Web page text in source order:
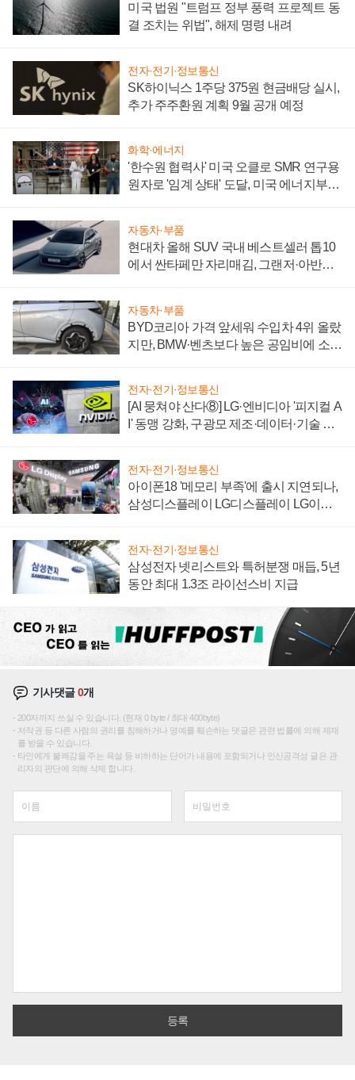
미국 법원 "트럼프 정부 풍력 프로젝트 동
결 조치는 위법", 해제 명령 내려
전자·전기·정보통신
SK하이닉스 1주당 375원 현금배당 실시,
추가 주주환원 계획 9월 공개 예정
화학·에너지
'한수원 협력사' 미국 오클로 SMR 연구용
원자로 '임계 상태' 도달, 미국 에너지부
자동차·부품
현대차 올해 SUV 국내 베스트셀러 톱10
에서 싼타페만 자리매김, 그랜저·아반떼
자동차·부품
BYD코리아 가격 앞세워 수입차 4위 올랐
지만, BMW·벤츠보다 높은 공임비에 소비
전자·전기·정보통신
[AI 뭉쳐야 산다⑧] LG·엔비디아 '피지컬 A
I' 동맹 강화, 구광모 제조·데이터·기술 결
전자·전기·정보통신
아이폰18 '메모리 부족'에 출시 지연되나,
삼성디스플레이 LG디스플레이 LG이노
전자·전기·정보통신
삼성전자 넷리스트와 특허분쟁 매듭, 5년
동안 최대 1.3조 라이선스비 지급
기사댓글0개
200자까지 쓰실 수 있습니다. (현재 0 byte / 최대 400byte)
저작권 등 다른 사람의 권리를 침해하거나 명예를 훼손하는 댓글은 관련 법률에 의해 제재
를 받을 수 있습니다.
타인에게 불쾌감을 주는 욕설 등 비하하는 단어가 내용에 포함되거나 인신공격성 글은 관
리자의 판단에 의해 삭제 합니다.